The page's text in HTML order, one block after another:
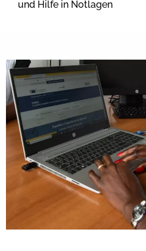
und Hilfe in Notlagen